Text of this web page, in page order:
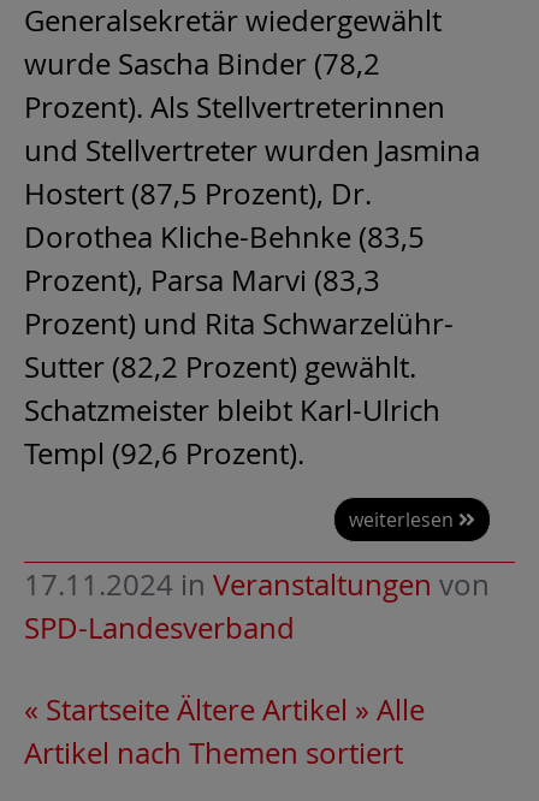
Generalsekretär wiedergewählt
wurde Sascha Binder (78,2
Prozent). Als Stellvertreterinnen
und Stellvertreter wurden Jasmina
Hostert (87,5 Prozent), Dr.
Dorothea Kliche-Behnke (83,5
Prozent), Parsa Marvi (83,3
Prozent) und Rita Schwarzelühr-
Sutter (82,2 Prozent) gewählt.
Schatzmeister bleibt Karl-Ulrich
Templ (92,6 Prozent).
weiterlesen
17.11.2024 in Veranstaltungen von
SPD-Landesverband
« StartseiteÄltere Artikel » Alle
Artikel nach Themen sortiert